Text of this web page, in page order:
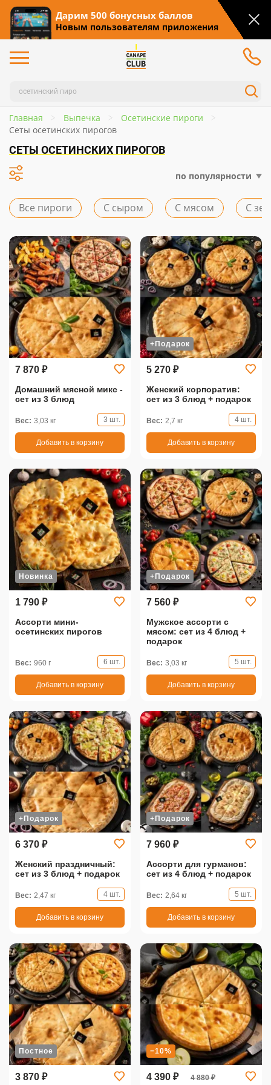
Дарим 500 бонусных баллов
Новым пользователям приложения
Главная Выпечка
Осетинские пироги
Сеты осетинских пирогов
СЕТЫ ОСЕТИНСКИХ ПИРОГОВ
по популярности
Все пироги С сыром С мясом С
7 870 ₽
Домашний мясной микс -
сет из 3 блюд
Вес: 3,03 кг 3 шт.
Добавить в корзину
+Подарок
5 270 ₽
Женский корпоратив:
сет из 3 блюд + подарок
Вес: 2,7 кг 4 шт.
Добавить в корзину
Новинка
1 790 ₽
Ассорти мини-
осетинских пирогов
Вес: 960 г 6 шт.
Добавить в корзину
+Подарок
7 560 ₽
Мужское ассорти с
мясом: сет из 4 блюд +
подарок
Вес: 3,03 кг 5 шт.
Добавить в корзину
+Подарок
6 370 ₽
Женский праздничный:
сет из 3 блюд + подарок
Вес: 2,47 кг 4 шт.
Добавить в корзину
+Подарок
7 960 ₽
Ассорти для гурманов:
сет из 4 блюд + подарок
Вес: 2,64 кг 5 шт.
Добавить в корзину
Постное
3 870 ₽
−10%
4 390 ₽ 4 880 ₽